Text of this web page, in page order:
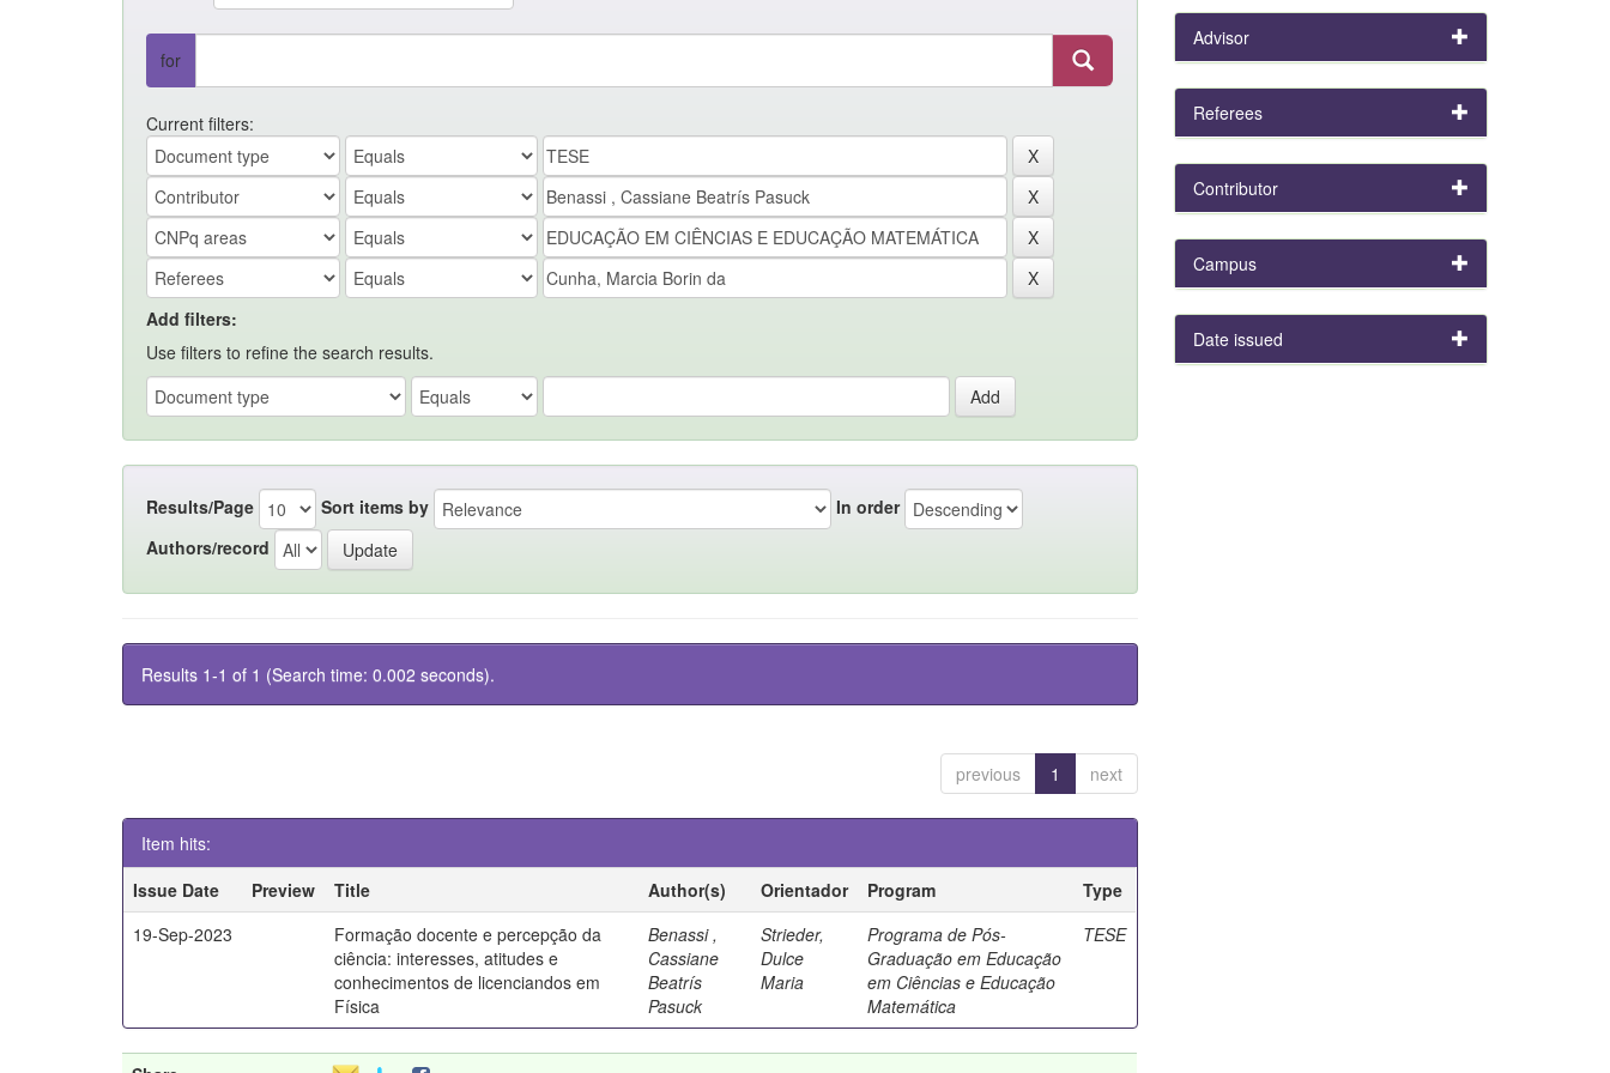
for
Current filters:
Add filters:
Use filters to refine the search results.
Results/Page Sort items by
In order
Authors/record
Results 1-1 of 1 (Search time: 0.002 seconds).
previous 1 next
Item hits:
Issue Date
Preview Title Author(s) Orientador Program
Type
19-Sep-2023
Formação docente e percepção da
ciência: interesses, atitudes e
conhecimentos de licenciandos em
Física
Benassi ,
Cassiane
Beatrís
Pasuck
Strieder,
Dulce
Maria
Programa de Pós-
Graduação em Educação
em Ciências e Educação
Matemática
TESE
Advisor
Referees
Contributor
Campus
Date issued